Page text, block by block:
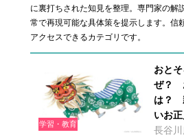
に裏打ちされた知見を整理。専門家の解
常で再現可能な具体策を提示します。信
アクセスできるカテゴリです。
学習・教育
おと
ぜ？
は？
いお
長谷川